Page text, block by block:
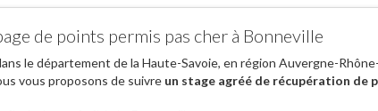
de points permis pas cher à Bonneville
le département de la Haute-Savoie, en région Auvergne-
vous proposons de suivre un stage agréé de récupération de